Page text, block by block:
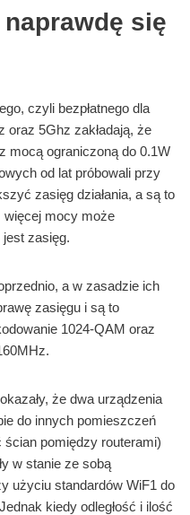
się
czyli bezpłatnego dla
oraz 5Ghz zakładają, że
mocą ograniczoną do 0.1W
od lat próbowali przy
zasięg działania, a są to
więcej mocy może
zasięg.
a w zasadzie ich
zasięgu i są to
1024-QAM oraz
że dwa urządzenia
do innych pomieszczeń
ścian pomiędzy routerami)
w stanie ze sobą
użyciu standardów WiF1 do
kiedy odległość i ilość